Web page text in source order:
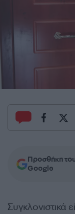
Προσθήκη
Google
Συγκλονιστικά